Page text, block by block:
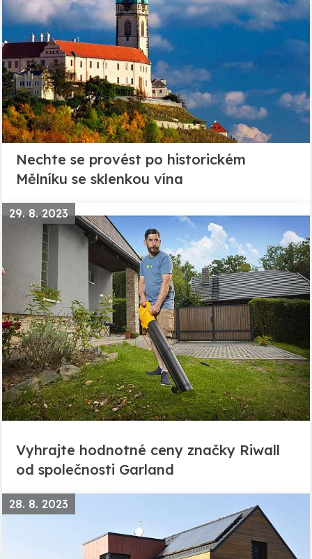
Nechte se provést po historickém
Mělníku se sklenkou vína
29. 8. 2023
Vyhrajte hodnotné ceny značky Riwall
od společnosti Garland
28. 8. 2023